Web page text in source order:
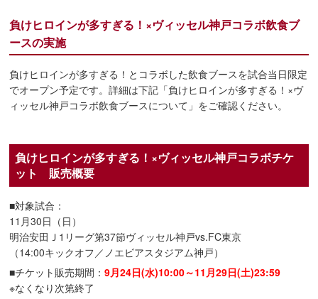
負けヒロインが多すぎる！×ヴィッセル神戸コラボ飲食ブ
ースの実施
負けヒロインが多すぎる！とコラボした飲食ブースを試合当日限定
でオープン予定です。詳細は下記「負けヒロインが多すぎる！×ヴ
ィッセル神戸コラボ飲食ブースについて」をご確認ください。
負けヒロインが多すぎる！×ヴィッセル神戸コラボチケ
ット 販売概要
■対象試合：
11月30日（日）
明治安田Ｊ1リーグ第37節ヴィッセル神戸vs.FC東京
（14:00キックオフ／ノエビアスタジアム神戸）
■チケット販売期間：9月24日(水)10:00～11月29日(土)23:59
※なくなり次第終了